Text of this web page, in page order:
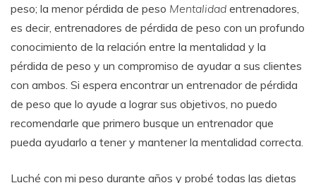
peso; la menor pérdida de peso Mentalidad entrenadores,
es decir, entrenadores de pérdida de peso con un profundo
conocimiento de la relación entre la mentalidad y la
pérdida de peso y un compromiso de ayudar a sus clientes
con ambos. Si espera encontrar un entrenador de pérdida
de peso que lo ayude a lograr sus objetivos, no puedo
recomendarle que primero busque un entrenador que
pueda ayudarlo a tener y mantener la mentalidad correcta.
Luché con mi peso durante años y probé todas las dietas